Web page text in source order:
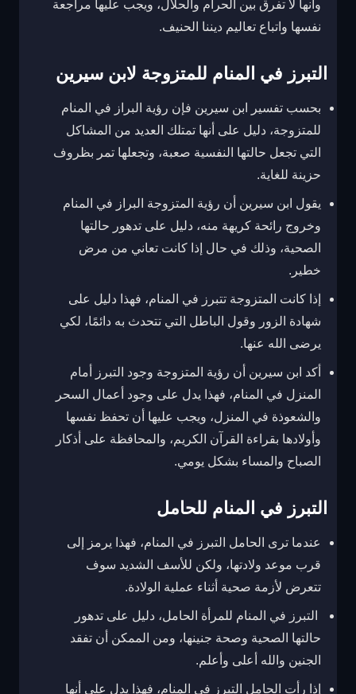
وأنها لا تفرق بين الحرام والحلال، ويجب عليها مراجعة
نفسها واتباع تعاليم ديننا الحنيف.
التبرز في المنام للمتزوجة لابن سيرين
بحسب تفسير ابن سيرين فإن رؤية البراز في المنام
للمتزوجة، دليل على أنها تمتلك العديد من المشاكل
التي تجعل حالتها النفسية صعبة، وتجعلها تمر بظروف
حزينة للغاية.
يقول ابن سيرين أن رؤية المتزوجة البراز في المنام
وخروج رائحة كريهة منه، دليل على تدهور حالتها
الصحية، وذلك في حال إذا كانت تعاني من مرض
خطير.
إذا كانت المتزوجة تتبرز في المنام، فهذا دليل على
شهادة الزور وقول الباطل التي تتحدث به دائمًا، لكي
يرضى الله عنها.
أكد ابن سيرين أن رؤية المتزوجة وجود التبرز أمام
المنزل في المنام، فهذا يدل على وجود أعمال السحر
والشعوذة في المنزل، ويجب عليها أن تحفظ نفسها
وأولادها بقراءة القرآن الكريم، والمحافظة على أذكار
الصباح والمساء بشكل يومي.
التبرز في المنام للحامل
عندما ترى الحامل التبرز في المنام، فهذا يرمز إلى
قرب موعد ولادتها، ولكن للأسف الشديد سوف
تتعرض لأزمة صحية أثناء عملية الولادة.
التبرز في المنام للمرأة الحامل، دليل على تدهور
حالتها الصحية وصحة جنينها، ومن الممكن أن تفقد
الجنين والله أعلى وأعلم.
إذا رأت الحامل التبرز في المنام، فهذا يدل على أنها